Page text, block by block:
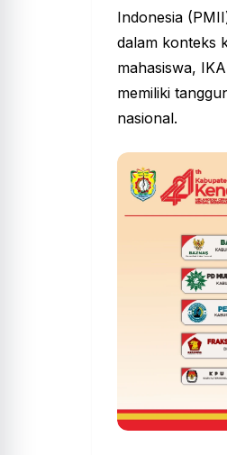
Indonesia
dalam konteks
mahasiswa,
memiliki
nasional.